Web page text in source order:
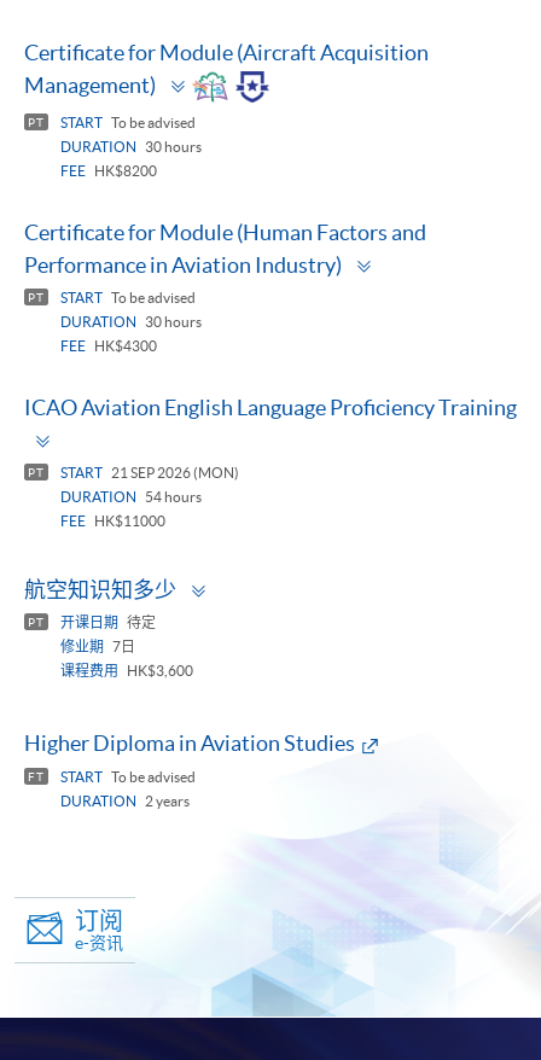
Certificate for Module (Aircraft Acquisition
Management)
Toggle
panel
PT START To be advised
DURATION
30 hours
FEE
HK$8200
Certificate for Module (Human Factors and
Performance in Aviation Industry)
PT START To be advised
DURATION
30 hours
FEE
HK$4300
ICAO Aviation English Language Proficiency Training
PT START
21 SEP 2026 (MON)
DURATION
54 hours
FEE
HK$11000
航空知识知多少
PT 开课日期
待定
修业期
7日
课程费用
HK$3,600
Higher Diploma in Aviation Studies
FT START To be advised
DURATION
2 years
订阅
e-资讯